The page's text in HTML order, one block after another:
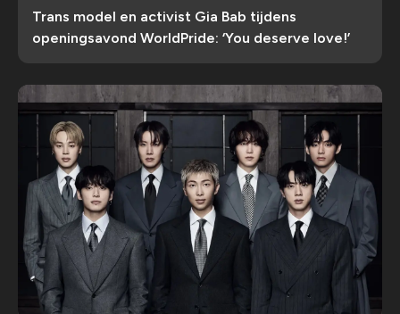
Trans model en activist Gia Bab tijdens
openingsavond WorldPride: ‘You deserve love!’